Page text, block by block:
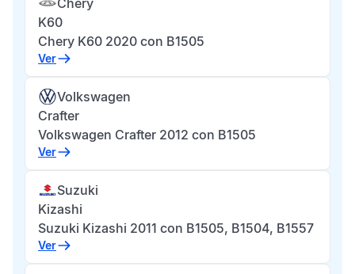
Chery
K60
Chery K60 2020 con B1505
Ver
Volkswagen
Crafter
Volkswagen Crafter 2012 con B1505
Ver
Suzuki
Kizashi
Suzuki Kizashi 2011 con B1505, B1504, B1557
Ver